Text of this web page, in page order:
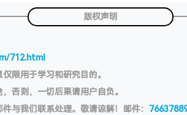
版权声明
712.html
限用于学习和研究目的。
否则，一切后果请用户自负。
与我们联系处理。敬请谅解！邮件：